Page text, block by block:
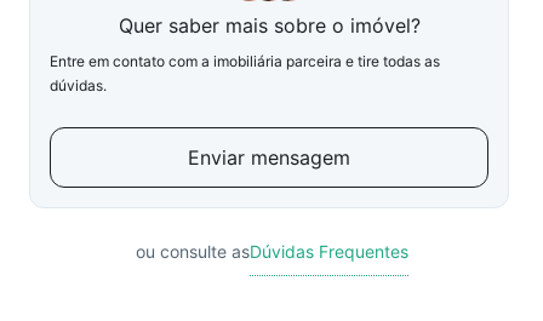
Quer saber mais sobre o imóvel?
Entre em contato com a imobiliária parceira e tire todas as
dúvidas.
Enviar mensagem
ou consulte asDúvidas Frequentes